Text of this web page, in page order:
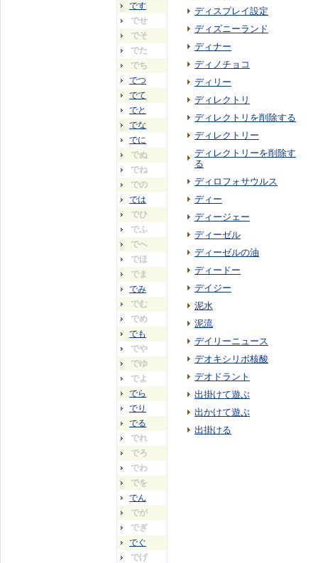
です
でせ
でそ
でた
でち
でつ
でて
でと
でな
でに
でぬ
でね
での
では
でひ
でふ
でへ
でほ
でま
でみ
でむ
でめ
でも
でや
でゆ
でよ
でら
でり
でる
でれ
でろ
でわ
でを
でん
でが
でぎ
でぐ
でげ
ディスプレイ設定
ディズニーランド
ディナー
ディノチョコ
ディリー
ディレクトリ
ディレクトリを削除する
ディレクトリー
ディレクトリーを削除す
る
ディロフォサウルス
ディー
ディージェー
ディーゼル
ディーゼルの油
ディードー
デイジー
泥水
泥流
デイリーニュース
デオキシリボ核酸
デオドラント
出掛けて遊ぶ
出かけて遊ぶ
出掛ける